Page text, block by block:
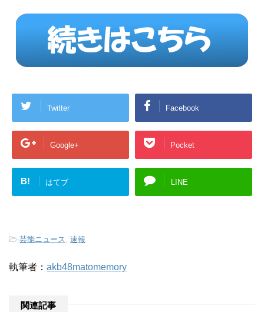
Twitter Facebook
Google+ Pocket
B! はてブ LINE
-芸能ニュース, 速報
執筆者： akb48matomemory
関連記事